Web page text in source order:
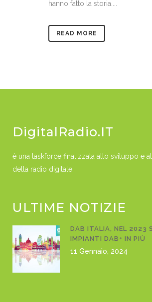
hanno fatto la storia....
READ MORE
DigitalRadio.IT
è una taskforce finalizzata allo sviluppo e
della radio digitale.
ULTIME NOTIZIE
DAB ITALIA, NEL 2023
IMPIANTI DAB+ IN PIÙ
11 Gennaio, 2024